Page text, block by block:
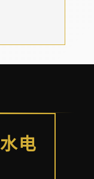
电